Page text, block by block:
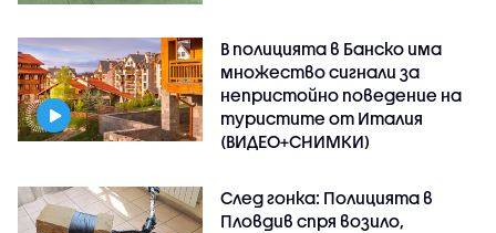
В полицията в Банско има
множество сигнали за
непристойно поведение на
туристите от Италия
(ВИДЕО+СНИМКИ)
След гонка: Полицията в
Пловдив спря возило,